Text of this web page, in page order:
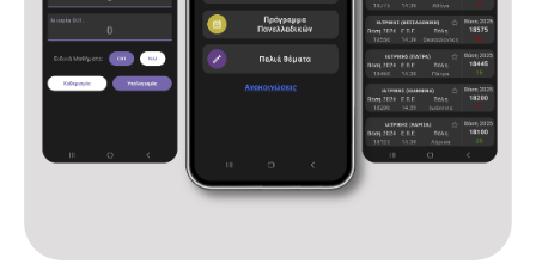
Πρόγραμμα Πανελλαδικών
Παλιά θέματα
Επικοινωνία